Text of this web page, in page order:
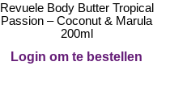
Revuele Body Butter Tropical
Passion – Coconut & Marula
200ml
Login om te bestellen